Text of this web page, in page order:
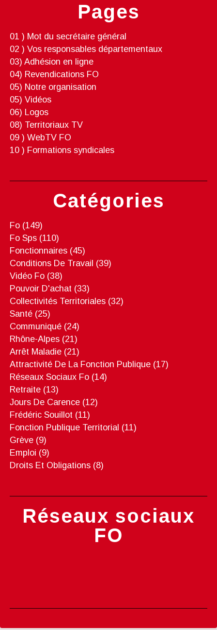
Catégories
Fo (149)
Fo Sps (110)
Fonctionnaires (45)
Conditions De Travail (39)
Vidéo Fo (38)
Pouvoir D'achat (33)
Collectivités Territoriales (32)
Santé (25)
Communiqué (24)
Rhône-Alpes (21)
Arrêt Maladie (21)
Attractivité De La Fonction Publique (17)
Réseaux Sociaux Fo (14)
Retraite (13)
Jours De Carence (12)
Frédéric Souillot (11)
Fonction Publique Territorial (11)
Grève (9)
Emploi (9)
Droits Et Obligations (8)
Pages
01 ) Mot du secrétaire général
02 ) Vos responsables départementaux
03) Adhésion en ligne
04) Revendications FO
05) Notre organisation
05) Vidéos
06) Logos
08) Territoriaux TV
09 ) WebTV FO
10 ) Formations syndicales
Réseaux sociaux
FO